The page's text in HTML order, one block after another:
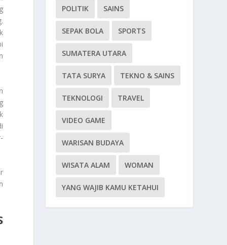
POLITIK SAINS
SEPAK BOLA SPORTS
SUMATERA UTARA
TATA SURYA TEKNO & SAINS
TEKNOLOGI TRAVEL
VIDEO GAME
WARISAN BUDAYA
WISATA ALAM WOMAN
YANG WAJIB KAMU KETAHUI